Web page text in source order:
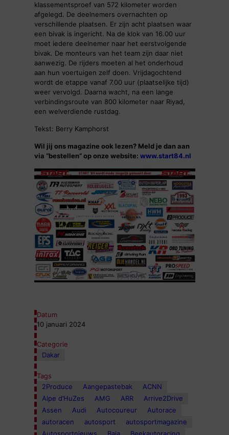
klassementsproef van 572 kilometer worden
afgelegd. De deelnemers overnachten op
verschillende plaatsen. Er zijn acht plaatsen waar
een bivak is ingericht. Na de klok van 16.00 uur
moet iedere deelnemer naar het eerstvolgende
bivak. De monteurs van het team zijn daar niet
aanwezig. De rijders moeten al het onderhoud
aan hun voertuigen zelf doen. Vrijdagochtend
wordt de etappe vanaf 7.00 uur (plaatselijke tijd)
weer vervolgd. Daarna wacht, na een lange
verbindingsroute van 800 kilometer naar Riyad,
een welverdiende rustdag.
Tekst: Berry Kamphorst
Wil jij ons magazine ook lezen? Meld je dan aan
via “bestellen” op onze website: www.start84.nl
Datum
10 januari 2024
Categorie
Dakar
Tags
2Produce
Aangepastebak
ACNN
Alpe d’HuZes
AMG ARR
Arrive2Drive
Assen
Audi Autocoureur
Autorace
autoracen
autosport
autosportmagazine